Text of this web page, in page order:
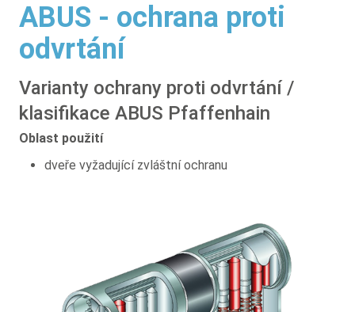
ABUS - ochrana proti
odvrtání
Varianty ochrany proti odvrtání /
klasifikace ABUS Pfaffenhain
Oblast použití
dveře vyžadující zvláštní ochranu